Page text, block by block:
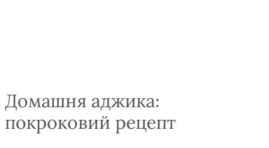
Домашня аджика:
покроковий рецепт